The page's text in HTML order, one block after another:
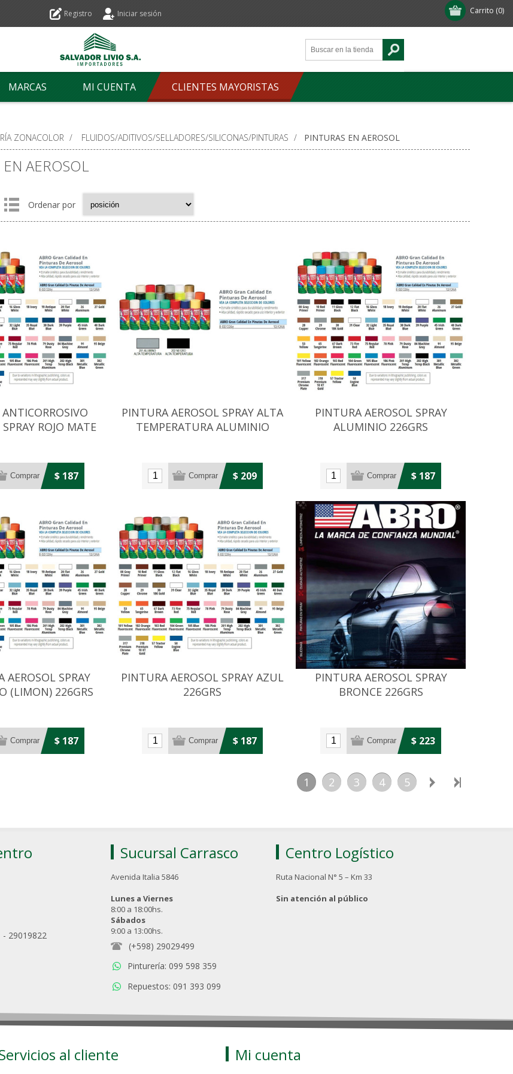
Carrito (0)
Registro Iniciar sesión
MARCAS MI CUENTA CLIENTES MAYORISTAS
ZONACOLOR / FLUIDOS/ADITIVOS/SELLADORES/SILICONAS/PINTURAS / PINTURAS EN AEROSOL
AEROSOL
Ordenar por
ROJO MATE
$ 187
PINTURA AEROSOL SPRAY ALTA
TEMPERATURA ALUMINIO
$ 209
PINTURA AEROSOL SPRAY
ALUMINIO 226GRS
$ 187
AEROSOL SPRAY
(LIMON) 226GRS
$ 187
PINTURA AEROSOL SPRAY AZUL
226GRS
$ 187
PINTURA AEROSOL SPRAY
BRONCE 226GRS
$ 223
1 2 3 4 5
- 29019822
Sucursal Carrasco
Avenida Italia 5846
Lunes a Viernes
8:00 a 18:00hs.
Sábados
9:00 a 13:00hs.
(+598) 29029499
Pinturería: 099 598 359
Repuestos: 091 393 099
Centro Logístico
Ruta Nacional N° 5 – Km 33
Sin atención al público
al cliente Mi cuenta